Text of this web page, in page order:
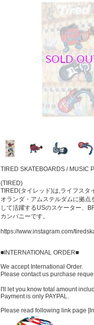
TIRED SKATEBOARDS / MUSIC
(TIRED)
TIRED(タイレッド)は,ライフスタ
オランダ・アムステルダムに拠点
して活躍するUSのスケーター、
カンパニーです。
https://www.instagram.com/
■INTERNATIONAL ORDER■
We accept International Order.
Please contact us purchase
I'll let you know total amount
Payment is only PAYPAL.
Please read following link page